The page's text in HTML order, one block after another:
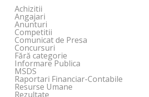
Achizitii
Angajari
Anunturi
Competitii
Comunicat de Presa
Concursuri
Fără categorie
Informare Publica
MSDS
Raportari Financiar-Contabile
Resurse Umane
Rezultate